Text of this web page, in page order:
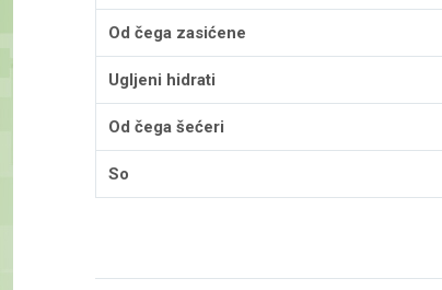
Od čega zasićene
Ugljeni hidrati
Od čega šećeri
So